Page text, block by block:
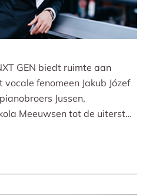
GEN biedt ruimte aan
fenomeen Jakub Józef
Jussen,
Meeuwsen tot de uiterst
tot wereldpremière.